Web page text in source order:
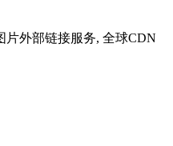
片外部链接服务, 全球CDN